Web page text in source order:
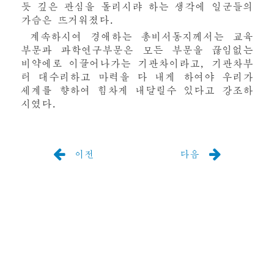
듯 깊은 관심을 돌리시랴 하는 생각에 일군들의
가슴은 뜨거워졌다.
계속하시여 경애하는 총비서동지께서는 교육
부문과 과학연구부문은 모든 부문을 끊임없는
비약에로 이끌어나가는 기관차이라고, 기관차부
터 대수리하고 마력을 다 내게 하여야 우리가
세계를 향하여 힘차게 내달릴수 있다고 강조하
시였다.
이전 다음